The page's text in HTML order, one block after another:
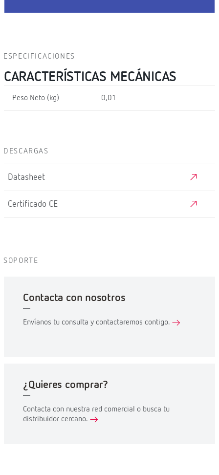
ESPECIFICACIONES
CARACTERÍSTICAS MECÁNICAS
Peso Neto (kg) 0,01
DESCARGAS
Datasheet
Certificado CE
SOPORTE
Contacta con nosotros
Envíanos tu consulta y contactaremos contigo.
¿Quieres comprar?
Contacta con nuestra red comercial o busca tu
distribuidor cercano.